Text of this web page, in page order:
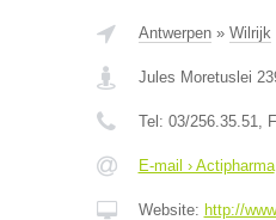
Antwerpen» Wilrijk|
Jules Moretuslei
Tel: 03/256.35.51,
E-mail › Actipharma
Website: http://